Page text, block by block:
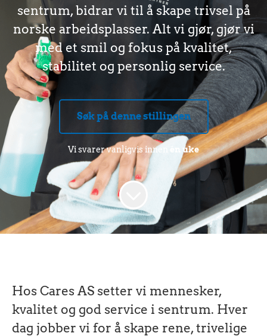
sentrum, bidrar vi til å skape trivsel på
norske arbeidsplasser. Alt vi gjør, gjør vi
med et smil og fokus på kvalitet,
stabilitet og personlig service.
Søk på denne stillingen
Vi svarer vanligvis innen én uke
Hos Cares AS setter vi mennesker,
kvalitet og god service i sentrum. Hver
dag jobber vi for å skape rene, trivelige